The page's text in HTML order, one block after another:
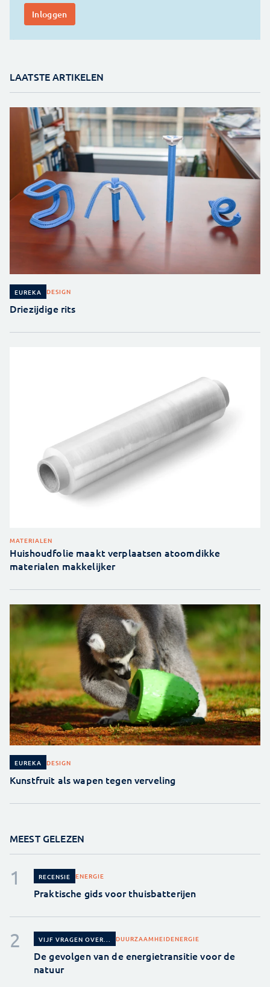
LAATSTE ARTIKELEN
EUREKA DESIGN
Driezijdige rits
MATERIALEN
Huishoudfolie maakt verplaatsen atoomdikke
materialen makkelijker
EUREKA DESIGN
Kunstfruit als wapen tegen verveling
MEEST GELEZEN
RECENSIE ENERGIE
Praktische gids voor thuisbatterijen
VIJF VRAGEN OVER... DUURZAAMHEIDENERGIE
De gevolgen van de energietransitie voor de
natuur